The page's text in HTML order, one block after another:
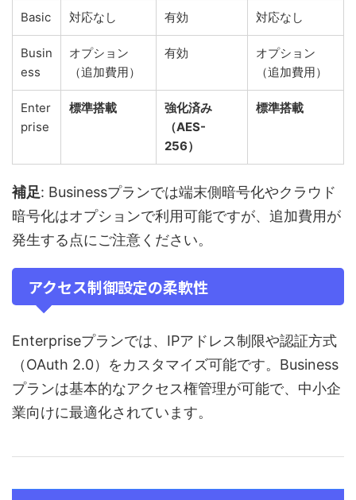
Basic 対応なし 有効 対応なし
Busin
ess
オプション
（追加費用）
有効
オプション
（追加費用）
Enter
prise
標準搭載
強化済み
（AES-
256）
標準搭載
補足: Businessプランでは端末側暗号化やクラウド
暗号化はオプションで利用可能ですが、追加費用が
発生する点にご注意ください。
アクセス制御設定の柔軟性
Enterpriseプランでは、IPアドレス制限や認証方式
（OAuth 2.0）をカスタマイズ可能です。Business
プランは基本的なアクセス権管理が可能で、中小企
業向けに最適化されています。